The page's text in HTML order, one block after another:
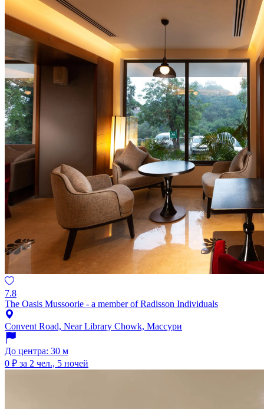
7.8
The Oasis Mussoorie - a member of Radisson Individuals
Convent Road, Near Library Chowk, Массури
До центра: 30 м
0 ₽ за 2 чел., 5 ночей